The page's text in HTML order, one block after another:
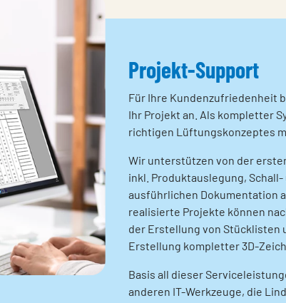
Projekt-Support
Für Ihre Kundenzufriedenheit
Ihr Projekt an. Als kompletter
richtigen Lüftungskonzeptes
Wir unterstützen von der
inkl. Produktauslegung,
ausführlichen Dokumentation
realisierte Projekte können
der Erstellung von Stücklisten
Erstellung kompletter 3D-
Basis all dieser
anderen IT-Werkzeuge, die